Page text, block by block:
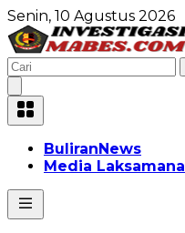
Senin, 10 Agustus 2026
BuliranNews
Media Laksamana